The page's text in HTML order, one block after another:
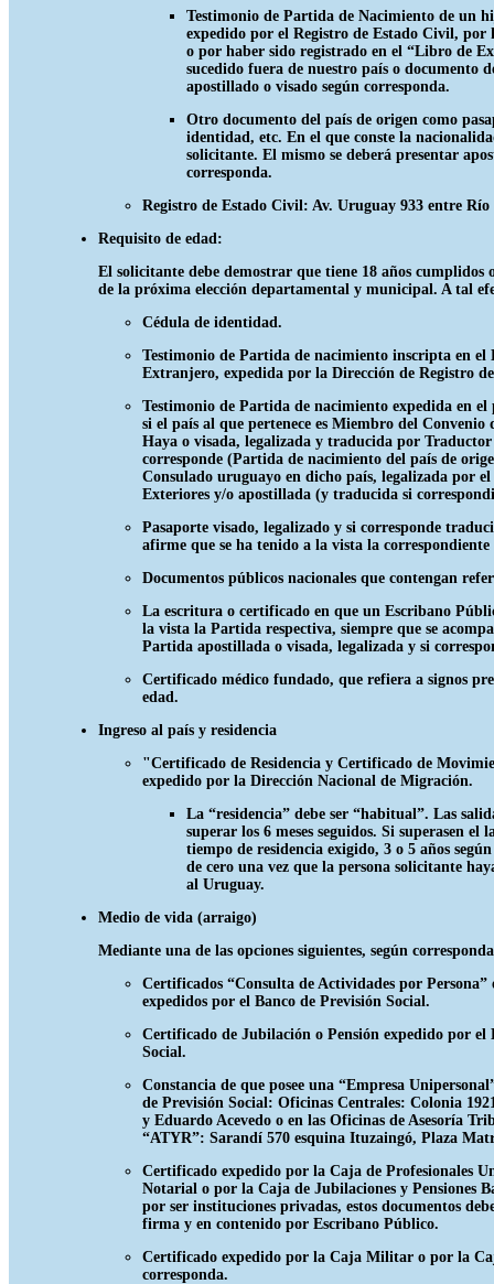
Testimonio de Partida de Nacimiento de un
expedido por el Registro de Estado Civil, por
o por haber sido registrado en el “Libro de
sucedido fuera de nuestro país o documento
apostillado o visado según corresponda.
Otro documento del país de origen como
identidad, etc. En el que conste la
solicitante. El mismo se deberá presentar
corresponda.
Registro de Estado Civil: Av. Uruguay 933 entre
Requisito de edad:
El solicitante debe demostrar que tiene 18 años cumplidos
de la próxima elección departamental y municipal. A tal
Cédula de identidad.
Testimonio de Partida de nacimiento inscripta en el
Extranjero, expedida por la Dirección de Registro
Testimonio de Partida de nacimiento expedida en el
si el país al que pertenece es Miembro del Convenio
Haya o visada, legalizada y traducida por
corresponde (Partida de nacimiento del país de
Consulado uruguayo en dicho país, legalizada por
Exteriores y/o apostillada (y traducida si
Pasaporte visado, legalizado y si corresponde
afirme que se ha tenido a la vista la
Documentos públicos nacionales que contengan
La escritura o certificado en que un Escribano
la vista la Partida respectiva, siempre que se
Partida apostillada o visada, legalizada y si
Certificado médico fundado, que refiera a signos
edad.
Ingreso al país y residencia
"Certificado de Residencia y Certificado de
expedido por la Dirección Nacional de Migración.
La “residencia” debe ser “habitual”. Las
superar los 6 meses seguidos. Si superasen el
tiempo de residencia exigido, 3 o 5 años
de cero una vez que la persona solicitante
al Uruguay.
Medio de vida (arraigo)
Mediante una de las opciones siguientes, según
Certificados “Consulta de Actividades por
expedidos por el Banco de Previsión Social.
Certificado de Jubilación o Pensión expedido por el
Social.
Constancia de que posee una “Empresa
de Previsión Social: Oficinas Centrales: Colonia
y Eduardo Acevedo o en las Oficinas de Asesoría
“ATYR”: Sarandí 570 esquina Ituzaingó, Plaza
Certificado expedido por la Caja de Profesionales
Notarial o por la Caja de Jubilaciones y Pensiones
por ser instituciones privadas, estos documentos
firma y en contenido por Escribano Público.
Certificado expedido por la Caja Militar o por la
corresponda.